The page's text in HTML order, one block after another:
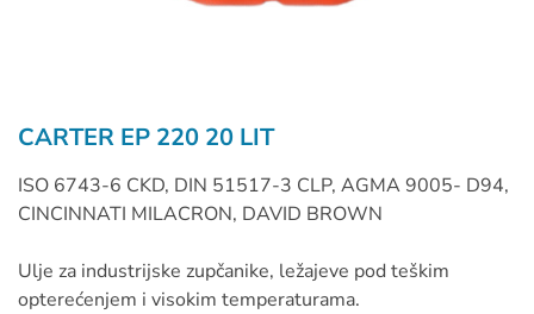
CARTER EP 220 20 LIT
ISO 6743-6 CKD, DIN 51517-3 CLP, AGMA 9005- D94,
CINCINNATI MILACRON, DAVID BROWN
Ulje za industrijske zupčanike, ležajeve pod teškim
opterećenjem i visokim temperaturama.